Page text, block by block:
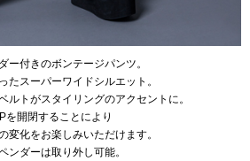
ー付きのボンテージパンツ。
たスーパーワイドシルエット。
ルトがスタイリングのアクセントに。
を開閉することにより
変化をお楽しみいただけます。
ンダーは取り外し可能。